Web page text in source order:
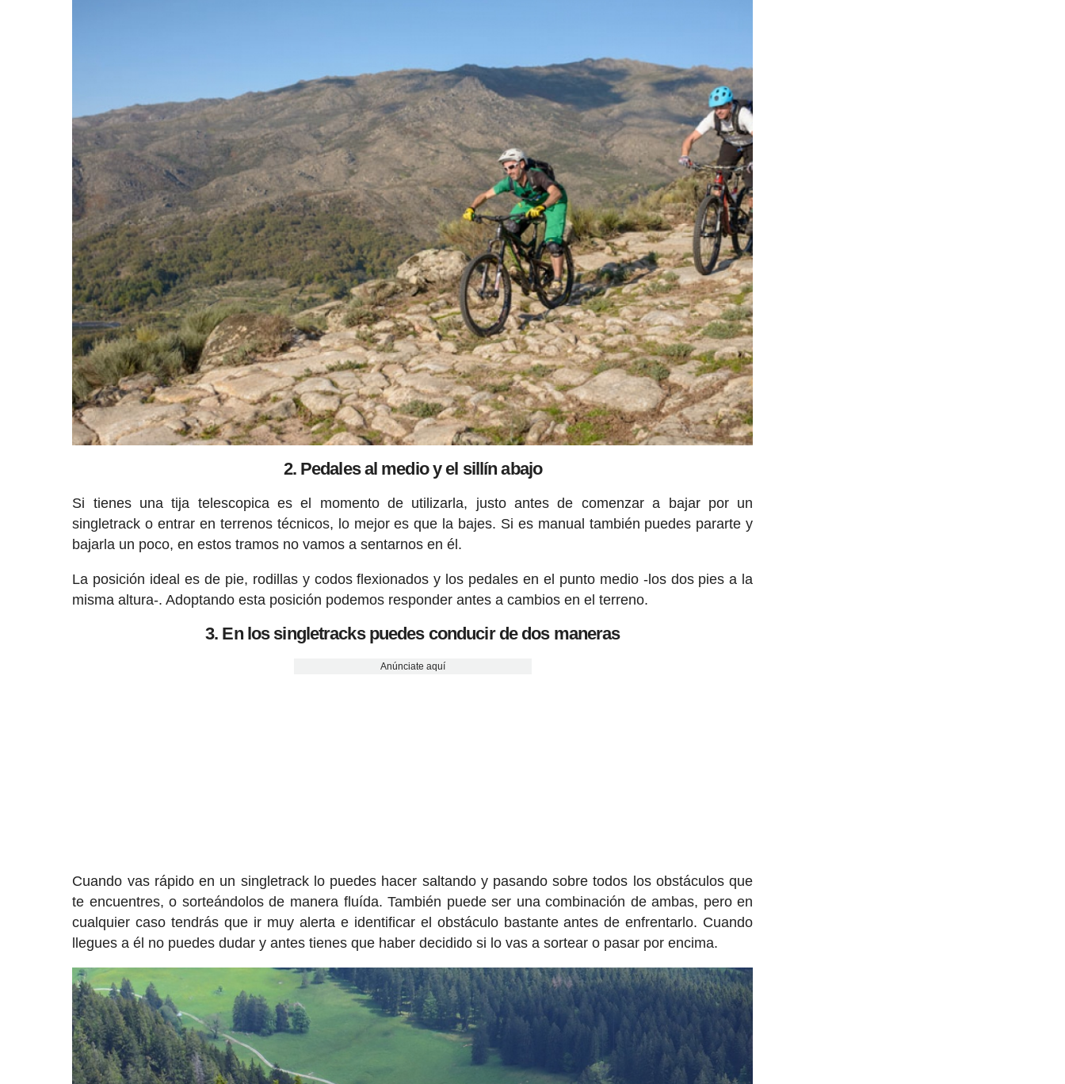
2. Pedales al medio y el sillín abajo
Si tienes una tija telescopica es el momento de utilizarla, justo antes de comenzar a bajar por un
singletrack o entrar en terrenos técnicos, lo mejor es que la bajes. Si es manual también puedes pararte y
bajarla un poco, en estos tramos no vamos a sentarnos en él.
La posición ideal es de pie, rodillas y codos flexionados y los pedales en el punto medio -los dos pies a la
misma altura-. Adoptando esta posición podemos responder antes a cambios en el terreno.
3. En los singletracks puedes conducir de dos maneras
Anúnciate aquí
Cuando vas rápido en un singletrack lo puedes hacer saltando y pasando sobre todos los obstáculos que
te encuentres, o sorteándolos de manera fluída. También puede ser una combinación de ambas, pero en
cualquier caso tendrás que ir muy alerta e identificar el obstáculo bastante antes de enfrentarlo. Cuando
llegues a él no puedes dudar y antes tienes que haber decidido si lo vas a sortear o pasar por encima.